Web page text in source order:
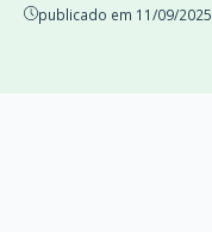
publicado em 11/09/2025